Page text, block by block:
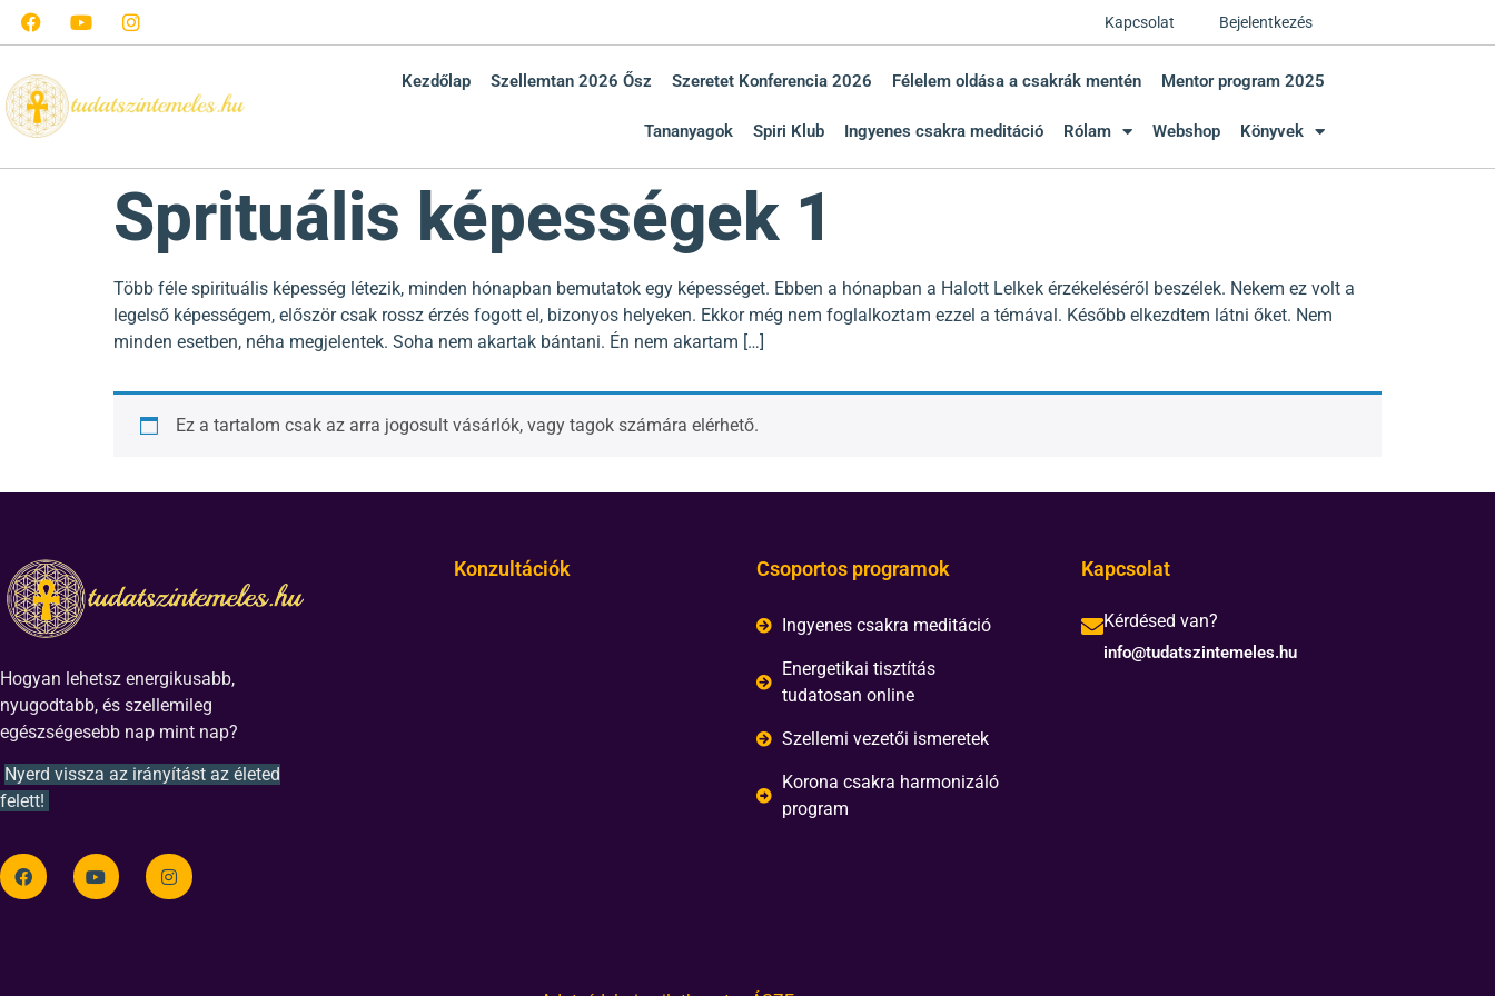
Kapcsolat Bejelentkezés
Kezdőlap Szellemtan 2026 Ősz Szeretet Konferencia 2026 Félelem oldása a csakrák mentén Mentor program 2025
Tananyagok Spiri Klub Ingyenes csakra meditáció Rólam Webshop Könyvek
Sprituális képességek 1
Több féle spirituális képesség létezik, minden hónapban bemutatok egy képességet. Ebben a hónapban a Halott Lelkek érzékeléséről beszélek. Nekem ez volt a
legelső képességem, először csak rossz érzés fogott el, bizonyos helyeken. Ekkor még nem foglalkoztam ezzel a témával. Később elkezdtem látni őket. Nem
minden esetben, néha megjelentek. Soha nem akartak bántani. Én nem akartam […]
Ez a tartalom csak az arra jogosult vásárlók, vagy tagok számára elérhető.
Hogyan lehetsz energikusabb,
nyugodtabb, és szellemileg
egészségesebb nap mint nap?
Nyerd vissza az irányítást az életed
felett!
Konzultációk Csoportos programok
Ingyenes csakra meditáció
Energetikai tisztítás
tudatosan online
Szellemi vezetői ismeretek
Korona csakra harmonizáló
program
Kapcsolat
Kérdésed van?
info@tudatszintemeles.hu